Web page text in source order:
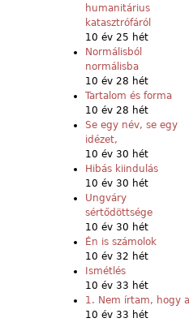
humanitárius
katasztrófáról
10 év 25 hét
Normálisból
normálisba
10 év 28 hét
Tartalom és forma
10 év 28 hét
Se egy név, se egy
idézet,
10 év 30 hét
Hibás kiindulás
10 év 30 hét
Ungváry
sértődöttsége
10 év 30 hét
Én is számolok
10 év 32 hét
Ismétlés
10 év 33 hét
1. Nem írtam, hogy a
10 év 33 hét